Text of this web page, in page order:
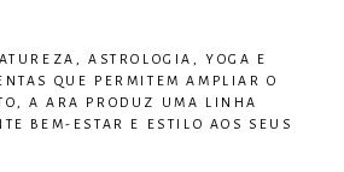
ASTROLOGIA, YOGA E
QUE PERMITEM AMPLIAR O
A ARA PRODUZ UMA LINHA
BEM-ESTAR E ESTILO AOS SEUS